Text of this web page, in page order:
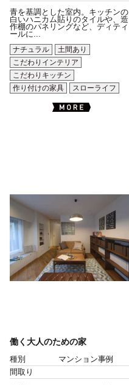
青を基調とした室内。キッチンの
白いハニカム貼りのタイルや、造
作棚のパネリングなど、ディティ
ールに...
ナチュラル
土間あり
こだわりインテリア
こだわりキッチン
作り付けの家具
スローライフ
働く大人のための家
種別
マンション事例
間取り